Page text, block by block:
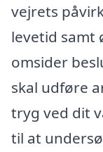
vejrets
levetid samt
omsider
skal udføre
tryg ved dit
til at